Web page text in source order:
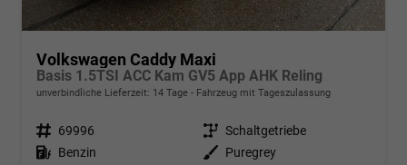
Volkswagen Caddy Maxi
Basis 1.5TSI ACC Kam GV5 App AHK Reling
unverbindliche Lieferzeit: 14 Tage Fahrzeug mit Tageszulassung
Fahrzeugnr. 69996 Getriebe Schaltgetriebe
Kraftstoff Benzin Außenfarbe
Puregrey